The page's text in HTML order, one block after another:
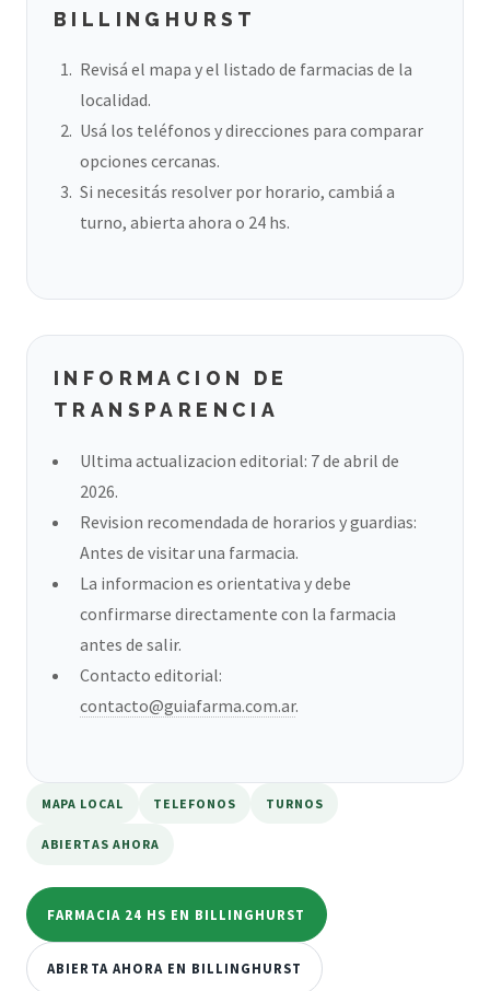
BILLINGHURST
Revisá el mapa y el listado de farmacias de la
localidad.
Usá los teléfonos y direcciones para comparar
opciones cercanas.
Si necesitás resolver por horario, cambiá a
turno, abierta ahora o 24 hs.
INFORMACION DE
TRANSPARENCIA
Ultima actualizacion editorial: 7 de abril de
2026.
Revision recomendada de horarios y guardias:
Antes de visitar una farmacia.
La informacion es orientativa y debe
confirmarse directamente con la farmacia
antes de salir.
Contacto editorial:
contacto@guiafarma.com.ar.
MAPA LOCAL TELEFONOS TURNOS
ABIERTAS AHORA
FARMACIA 24 HS EN BILLINGHURST
ABIERTA AHORA EN BILLINGHURST